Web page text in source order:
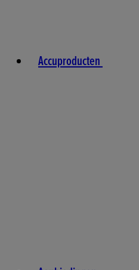
Accuproducten